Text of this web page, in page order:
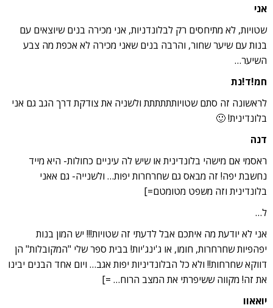
אני
שטויות, לא מתיחסים רק לבלונדניות, אני מכירה בנים שיוצאים עם
בנות עם שיער שחור, והרבה בנים שאני מכירה לא אכפת מה צבע
השיער…
חמ!ד!נת
לראשונה זה סתם שטויותתתתתת ולשניה את צודקת דרך הגב גם אני
בלונדינית! 🙂
דנה
ראסמי אם מישהי בלונדינית או שיש לה עיניים כחולות- היא מייד
נחשבת יפה! זה מבאס גם שחרחרות יפות… ולשנייה- גם אאני
בלונדינית וזה משפט מטומטם=]
ל…
אני לא יודעת מה איתכם אבל לדעתי זה שטויות!!! יש המון בנות
יפהפיות שחרחרות, חומו, או ג'ינג'יות! בבית ספר שלי "המקובלות" הן
דווקא שחרחות!! ולא כל הבלונדיניות יפות אגב… ויום אחד הבנים יבינו
את זה! מקווה ששיפרתי את המצב הרוח… =]
יואאוו